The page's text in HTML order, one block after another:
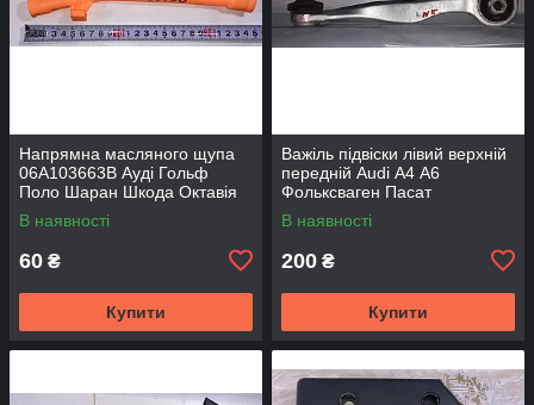
Напрямна масляного щупа
06A103663B Ауді Гольф
Поло Шаран Шкода Октавія
A4 Тур Skoda Octavia Tour A4
В наявності
60 ₴
Купити
Важіль підвіски лівий верхній
передній Audi А4 А6
Фольксваген Пасат
Volkswagen Passat Шкода
Супер Бі Skoda на
В наявності
200 ₴
Купити